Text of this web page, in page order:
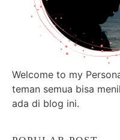
Welcome to my
teman semua bisa
ada di blog ini.